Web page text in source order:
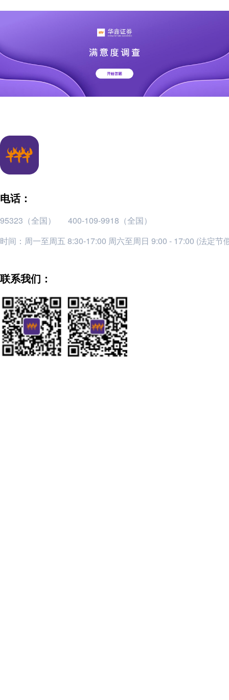
电话：
95323（全国）
400-109-9918（全国）
时间：周一至周五 8:30-17:00 周六至周日 9:00 - 17:00 (法定节
联系我们：